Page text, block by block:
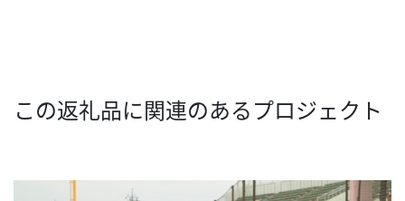
この返礼品に関連のあるプロジェクト